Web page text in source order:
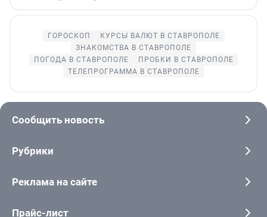
ГОРОСКОП
КУРСЫ ВАЛЮТ В СТАВРОПОЛЕ
ЗНАКОМСТВА В СТАВРОПОЛЕ
ПОГОДА В СТАВРОПОЛЕ
ПРОБКИ В СТАВРОПОЛЕ
ТЕЛЕПРОГРАММА В СТАВРОПОЛЕ
Сообщить новость
Рубрики
Реклама на сайте
Прайс-лист